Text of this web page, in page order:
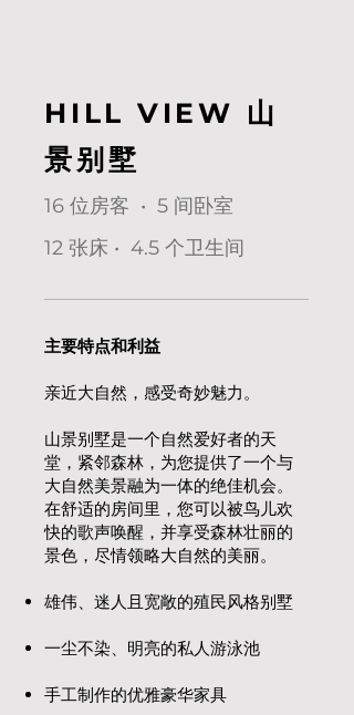
HILL VIEW 山
景别墅
16 位房客 • 5 间卧室
12 张床 • 4.5 个卫生间
主要特点和利益
亲近大自然，感受奇妙魅力。
山景别墅是一个自然爱好者的天
堂，紧邻森林，为您提供了一个与
大自然美景融为一体的绝佳机会。
在舒适的房间里，您可以被鸟儿欢
快的歌声唤醒，并享受森林壮丽的
景色，尽情领略大自然的美丽。
雄伟、迷人且宽敞的殖民风格别墅
一尘不染、明亮的私人游泳池
手工制作的优雅豪华家具